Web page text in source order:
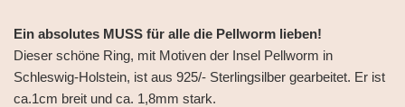
Ein absolutes MUSS für alle die Pellworm lieben!
Dieser schöne Ring, mit Motiven der Insel Pellworm in
Schleswig-Holstein, ist aus 925/- Sterlingsilber gearbeitet. Er ist
ca.1cm breit und ca. 1,8mm stark.